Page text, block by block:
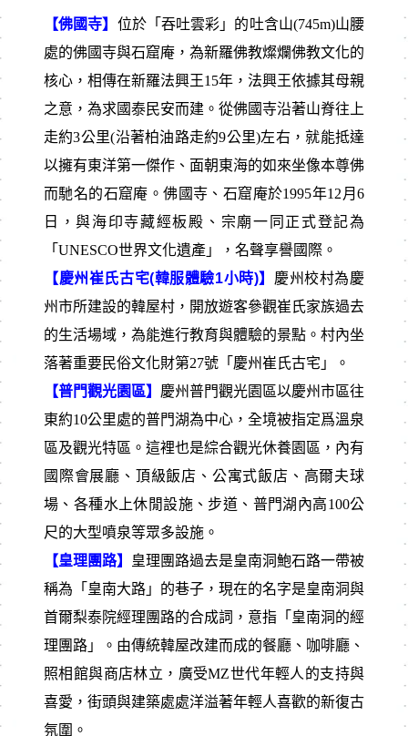
【佛國寺】 位於「吞吐雲彩」的吐含山(745m)山腰
處的佛國寺與石窟庵，為新羅佛教燦爛佛教文化的
核心，相傳在新羅法興王15年，法興王依據其母親
之意，為求國泰民安而建。從佛國寺沿著山脊往上
走約3公里(沿著柏油路走約9公里)左右，就能抵達
以擁有東洋第一傑作、面朝東海的如來坐像本尊佛
而馳名的石窟庵。佛國寺、石窟庵於1995年12月6
日，與海印寺藏經板殿、宗廟一同正式登記為
「UNESCO世界文化遺產」，名聲享譽國際。
【慶州崔氏古宅(韓服體驗1小時)】 慶州校村為慶
州市所建設的韓屋村，開放遊客參觀崔氏家族過去
的生活場域，為能進行教育與體驗的景點。村內坐
落著重要民俗文化財第27號「慶州崔氏古宅」。
【普門觀光園區】 慶州普門觀光園區以慶州市區往
東約10公里處的普門湖為中心，全境被指定爲溫泉
區及觀光特區。這裡也是綜合觀光休養園區，內有
國際會展廳、頂級飯店、公寓式飯店、高爾夫球
場、各種水上休閒設施、步道、普門湖內高100公
尺的大型噴泉等眾多設施。
【皇理團路】
皇理團路過去是皇南洞鮑石路一帶被
稱為「皇南大路」的巷子，現在的名字是皇南洞與
首爾梨泰院經理團路的合成詞，意指「皇南洞的經
理團路」。由傳統韓屋改建而成的餐廳、咖啡廳、
照相館與商店林立，廣受MZ世代年輕人的支持與
喜愛，街頭與建築處處洋溢著年輕人喜歡的新復古
氛圍。